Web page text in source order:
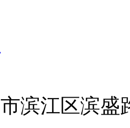
滨江区滨盛